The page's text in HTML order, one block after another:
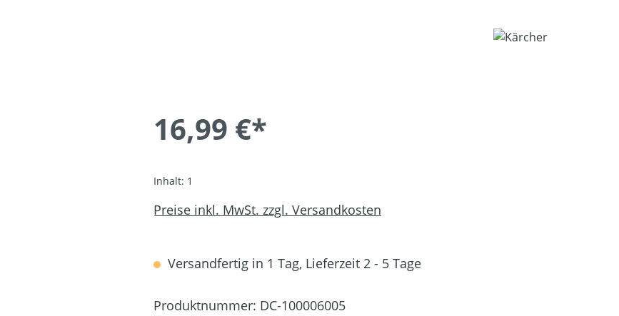
16,99 €*
Inhalt: 1
Preise inkl. MwSt. zzgl. Versandkosten
Versandfertig in 1 Tag, Lieferzeit 2 - 5 Tage
Produktnummer: DC-100006005